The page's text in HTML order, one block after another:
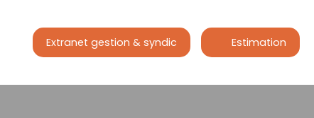
Extranet gestion & syndic Estimation